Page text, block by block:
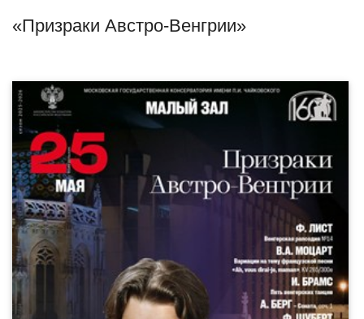
«Призраки Австро-Венгрии»